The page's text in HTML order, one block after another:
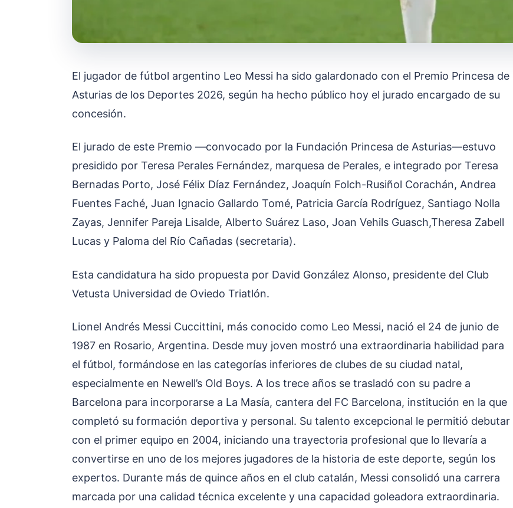
El jugador de fútbol argentino Leo Messi ha sido galardonado con el Premio Princesa de
Asturias de los Deportes 2026, según ha hecho público hoy el jurado encargado de su
concesión.
El jurado de este Premio —convocado por la Fundación Princesa de Asturias—estuvo
presidido por Teresa Perales Fernández, marquesa de Perales, e integrado por Teresa
Bernadas Porto, José Félix Díaz Fernández, Joaquín Folch-Rusiñol Corachán, Andrea
Fuentes Faché, Juan Ignacio Gallardo Tomé, Patricia García Rodríguez, Santiago Nolla
Zayas, Jennifer Pareja Lisalde, Alberto Suárez Laso, Joan Vehils Guasch,Theresa Zabell
Lucas y Paloma del Río Cañadas (secretaria).
Esta candidatura ha sido propuesta por David González Alonso, presidente del Club
Vetusta Universidad de Oviedo Triatlón.
Lionel Andrés Messi Cuccittini, más conocido como Leo Messi, nació el 24 de junio de
1987 en Rosario, Argentina. Desde muy joven mostró una extraordinaria habilidad para
el fútbol, formándose en las categorías inferiores de clubes de su ciudad natal,
especialmente en Newell’s Old Boys. A los trece años se trasladó con su padre a
Barcelona para incorporarse a La Masía, cantera del FC Barcelona, institución en la que
completó su formación deportiva y personal. Su talento excepcional le permitió debutar
con el primer equipo en 2004, iniciando una trayectoria profesional que lo llevaría a
convertirse en uno de los mejores jugadores de la historia de este deporte, según los
expertos. Durante más de quince años en el club catalán, Messi consolidó una carrera
marcada por una calidad técnica excelente y una capacidad goleadora extraordinaria.